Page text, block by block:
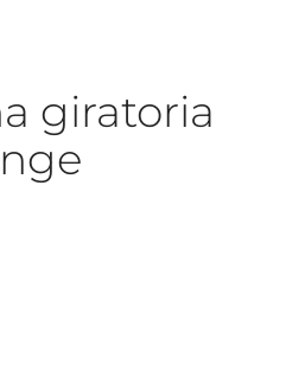
giratoria